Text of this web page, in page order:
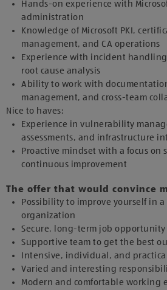
Hands-on experience with
administration
Knowledge of Microsoft PKI,
management, and CA operations
Experience with incident
root cause analysis
Ability to work with
management, and cross-team
Nice to haves:
Experience in vulnerability
assessments, and infrastructure
Proactive mindset with a focus on
continuous improvement
The offer that would convince
Possibility to improve yourself in
organization
Secure, long-term job opportunity
Supportive team to get the best
Intensive, individual, and
Varied and interesting
Modern and comfortable working